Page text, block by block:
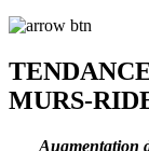
MURS-
Augmentation